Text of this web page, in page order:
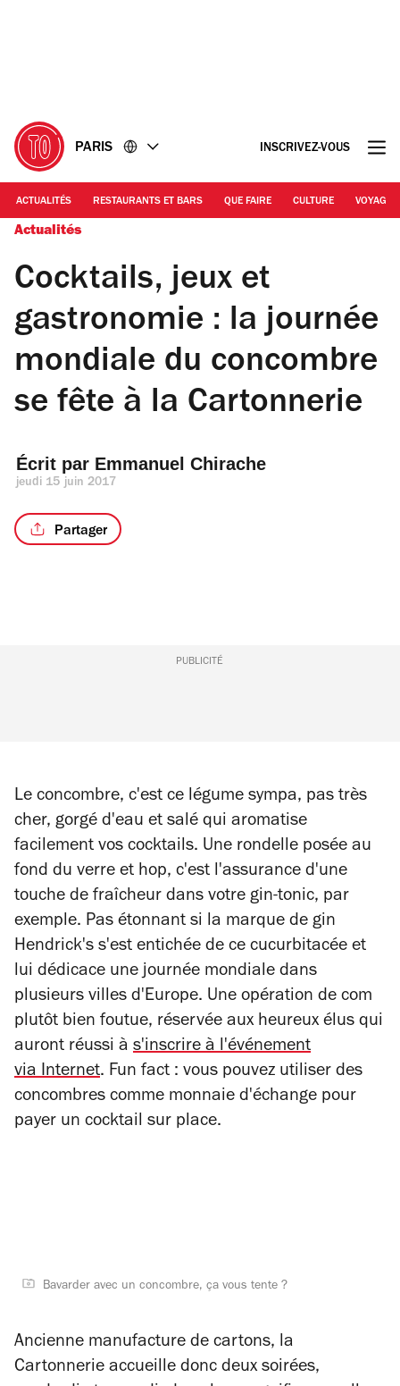
PARIS INSCRIVEZ-VOUS
ACTUALITÉS RESTAURANTS ET BARS QUE FAIRE CULTURE VOYAGE
Actualités
Cocktails, jeux et
gastronomie : la journée
mondiale du concombre
se fête à la Cartonnerie
Écrit par Emmanuel Chirache
jeudi 15 juin 2017
Partager
PUBLICITÉ
Le concombre, c'est ce légume sympa, pas très
cher, gorgé d'eau et salé qui aromatise
facilement vos cocktails. Une rondelle posée au
fond du verre et hop, c'est l'assurance d'une
touche de fraîcheur dans votre gin-tonic, par
exemple. Pas étonnant si la marque de gin
Hendrick's s'est entichée de ce cucurbitacée et
lui dédicace une journée mondiale dans
plusieurs villes d'Europe. Une opération de com
plutôt bien foutue, réservée aux heureux élus qui
auront réussi à s'inscrire à l'événement
via Internet. Fun fact : vous pouvez utiliser des
concombres comme monnaie d'échange pour
payer un cocktail sur place.
Bavarder avec un concombre, ça vous tente ?
Ancienne manufacture de cartons, la
Cartonnerie accueille donc deux soirées,